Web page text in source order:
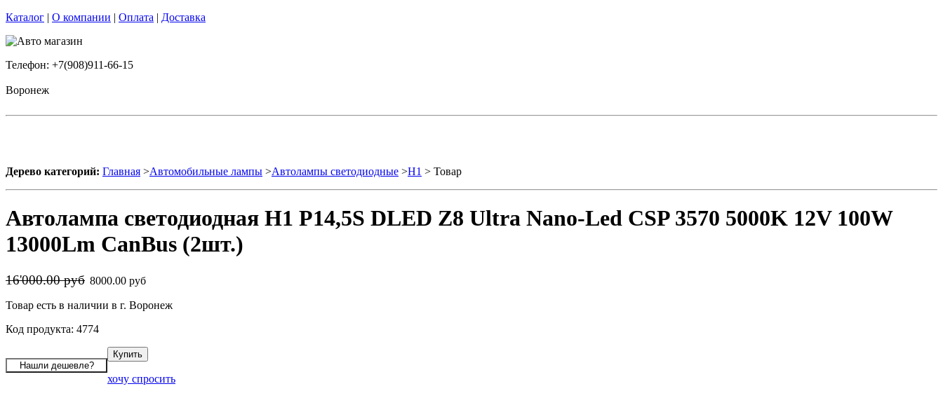
Каталог | О компании | Оплата | Доставка
Телефон: +7(908)911-66-15
Воронеж
Дерево категорий: Главная >Автомобильные лампы >Автолампы светодиодные >H1 > Товар
Автолампа светодиодная H1 P14,5S DLED Z8 Ultra Nano-Led CSP 3570 5000K 12V 100W
13000Lm CanBus (2шт.)
16'000.00 руб 8000.00 руб
Товар есть в наличии в г. Воронеж
Код продукта: 4774
хочу спросить